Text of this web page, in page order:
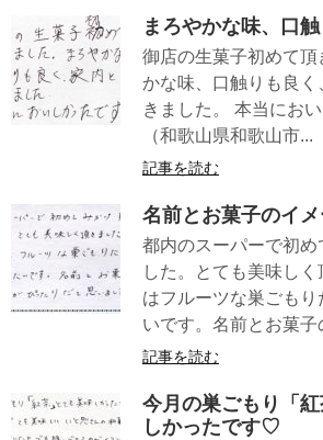
まろやかな味、口
御店の生菓子初めて
かな味、口触りも良
きました。 本当にお
（和歌山県和歌山市...
記事を読む
名前とお菓子のイ
都内のスーパーで初め
した。とても美味し
はフルーツな巣ごもり
いです。名前とお菓子
記事を読む
今月の巣ごもり「
しかったです♡